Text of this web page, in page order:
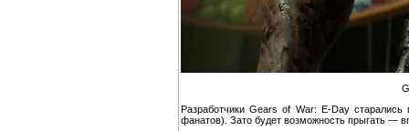
Разработчики Gears of War: E-Day
фанатов). Зато будет возможность прыгать —